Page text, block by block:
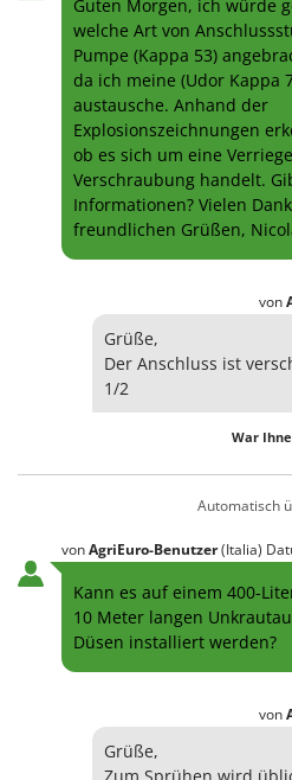
Guten Morgen, ich würde
welche Art von
Pumpe (Kappa 53)
da ich meine (Udor Kappa
austausche. Anhand der
Explosionszeichnungen
ob es sich um eine
Verschraubung handelt.
Informationen? Vielen
freundlichen Grüßen,
von
Grüße,
Der Anschluss ist
1/2
War
Automatisch
vonAgriEuro-Benutzer(Italia)
Kann es auf einem 400-
10 Meter langen
Düsen installiert werden?
von
Grüße,